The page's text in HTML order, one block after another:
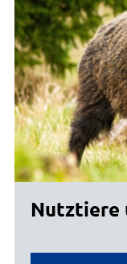
Nutztiere